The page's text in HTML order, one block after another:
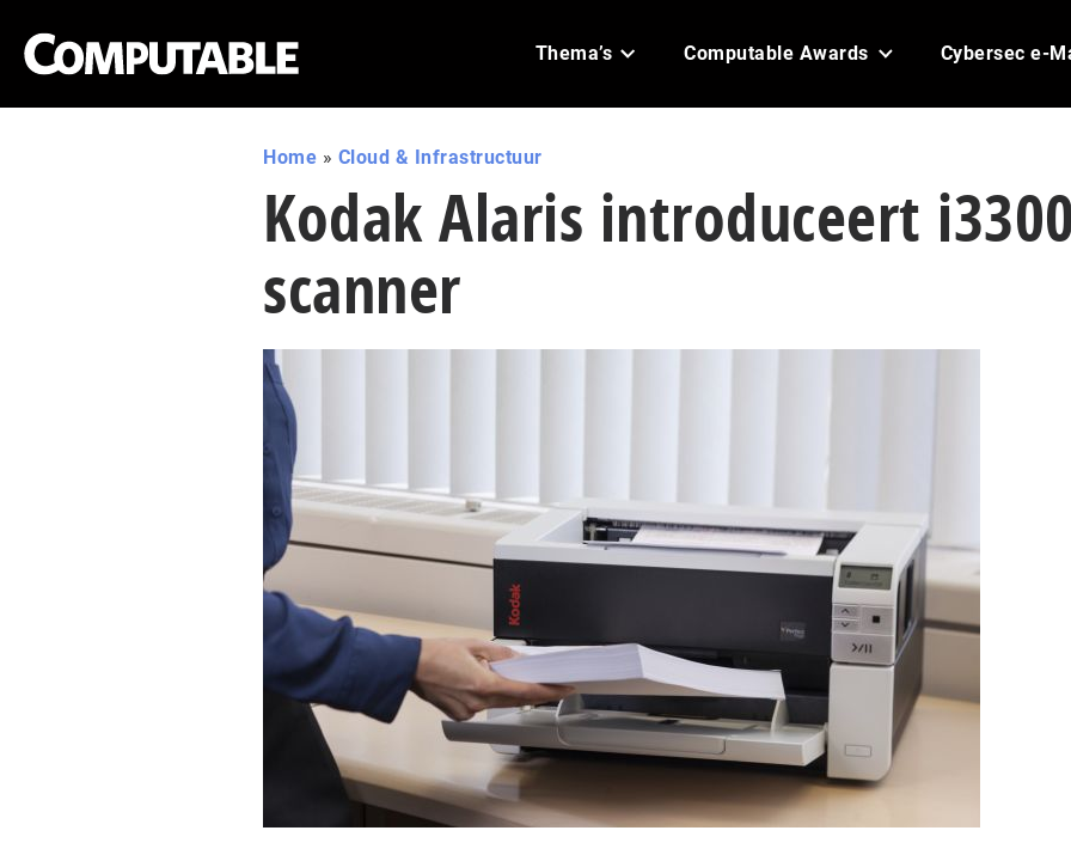
Thema’s Computable Awards Cybersec e-
Home » Cloud & Infrastructuur
Kodak Alaris introduceert
scanner